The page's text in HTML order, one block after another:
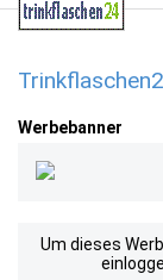
Werbebanner
Um dieses